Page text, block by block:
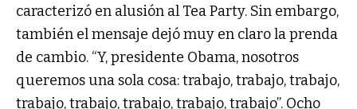
caracterizó en alusión al Tea Party. Sin embargo,
también el mensaje dejó muy en claro la prenda
de cambio. “Y, presidente Obama, nosotros
queremos una sola cosa: trabajo, trabajo, trabajo,
trabajo, trabajo, trabajo, trabajo, trabajo”. Ocho